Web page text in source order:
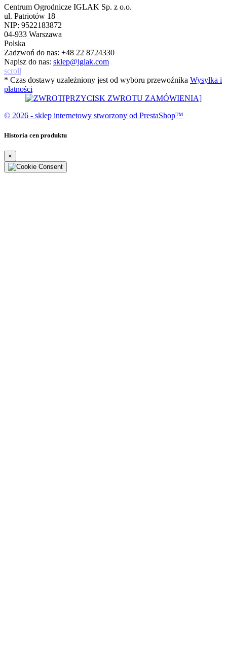
Centrum Ogrodnicze IGLAK Sp. z o.o.
ul. Patriotów 18
NIP: 9522183872
04-933 Warszawa
Polska
Zadzwoń do nas: +48 22 8724330
Napisz do nas: sklep@iglak.com
scroll
* Czas dostawy uzależniony jest od wyboru przewoźnika Wysyłka i
płatności
[PRZYCISK ZWROTU ZAMÓWIENIA]
© 2026 - sklep internetowy stworzony od PrestaShop™
Historia cen produktu
×